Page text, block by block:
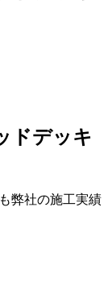
ドデッキ
弊社の施工実績